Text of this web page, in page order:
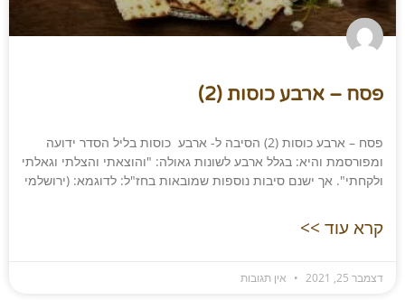
פסח – ארבע כוסות (2)
פסח – ארבע כוסות (2) הסיבה ל- ארבע כוסות בליל הסדר ידועה
ומפורסמת והיא: בגלל ארבע לשונות גאולה: "והוצאתי והצלתי וגאלתי
ולקחתי". אך ישנם סיבות נוספות שמובאות בחז"ל: לדוגמא: (ירושלמי
קרא עוד >>
דצמבר 25, 2021 אין תגובות